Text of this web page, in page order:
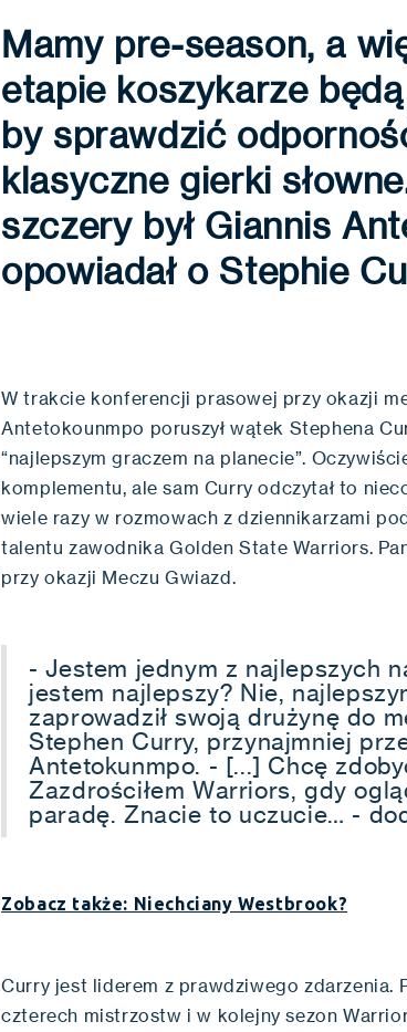
Mamy pre-season, a
etapie koszykarze
by sprawdzić
klasyczne gierki
szczery był Giannis
opowiadał o Stephie
W trakcie konferencji prasowej przy okazji
Antetokounmpo poruszył wątek Stephena
“najlepszym graczem na planecie”.
komplementu, ale sam Curry odczytał to
wiele razy w rozmowach z dziennikarzami
talentu zawodnika Golden State Warriors.
przy okazji Meczu Gwiazd.
- Jestem jednym z najlepszych
jestem najlepszy? Nie,
zaprowadził swoją drużynę do
Stephen Curry, przynajmniej
Antetokunmpo. - [...] Chcę
Zazdrościłem Warriors, gdy
paradę. Znacie to uczucie… -
Zobacz także: Niechciany Westbrook?
Curry jest liderem z prawdziwego zdarzenia.
czterech mistrzostw i w kolejny sezon